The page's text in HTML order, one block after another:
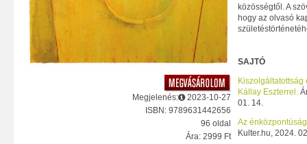
Megjelenés:
2023-10-27
ISBN: 9789631442656
96 oldal
Ára: 2999 Ft
közösségtől. A
hogy az olvasó
SAJTÓ
Kállay Eszterrel.
01. 14.
Az
Kulter.hu, 2024.